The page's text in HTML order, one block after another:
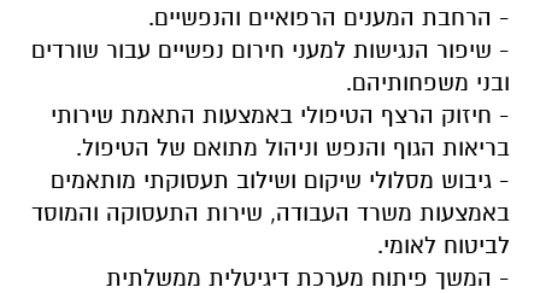
- הרחבת המענים הרפואיים והנפשיים.
- שיפור הנגישות למעני חירום נפשיים עבור שורדים
ובני משפחותיהם.
- חיזוק הרצף הטיפולי באמצעות התאמת שירותי
בריאות הגוף והנפש וניהול מתואם של הטיפול.
- גיבוש מסלולי שיקום ושילוב תעסוקתי מותאמים
באמצעות משרד העבודה, שירות התעסוקה והמוסד
לביטוח לאומי.
- המשך פיתוח מערכת דיגיטלית ממשלתית